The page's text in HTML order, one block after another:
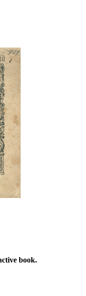
book.